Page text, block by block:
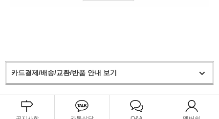
카드결제/배송/교환/반품 안내 보기